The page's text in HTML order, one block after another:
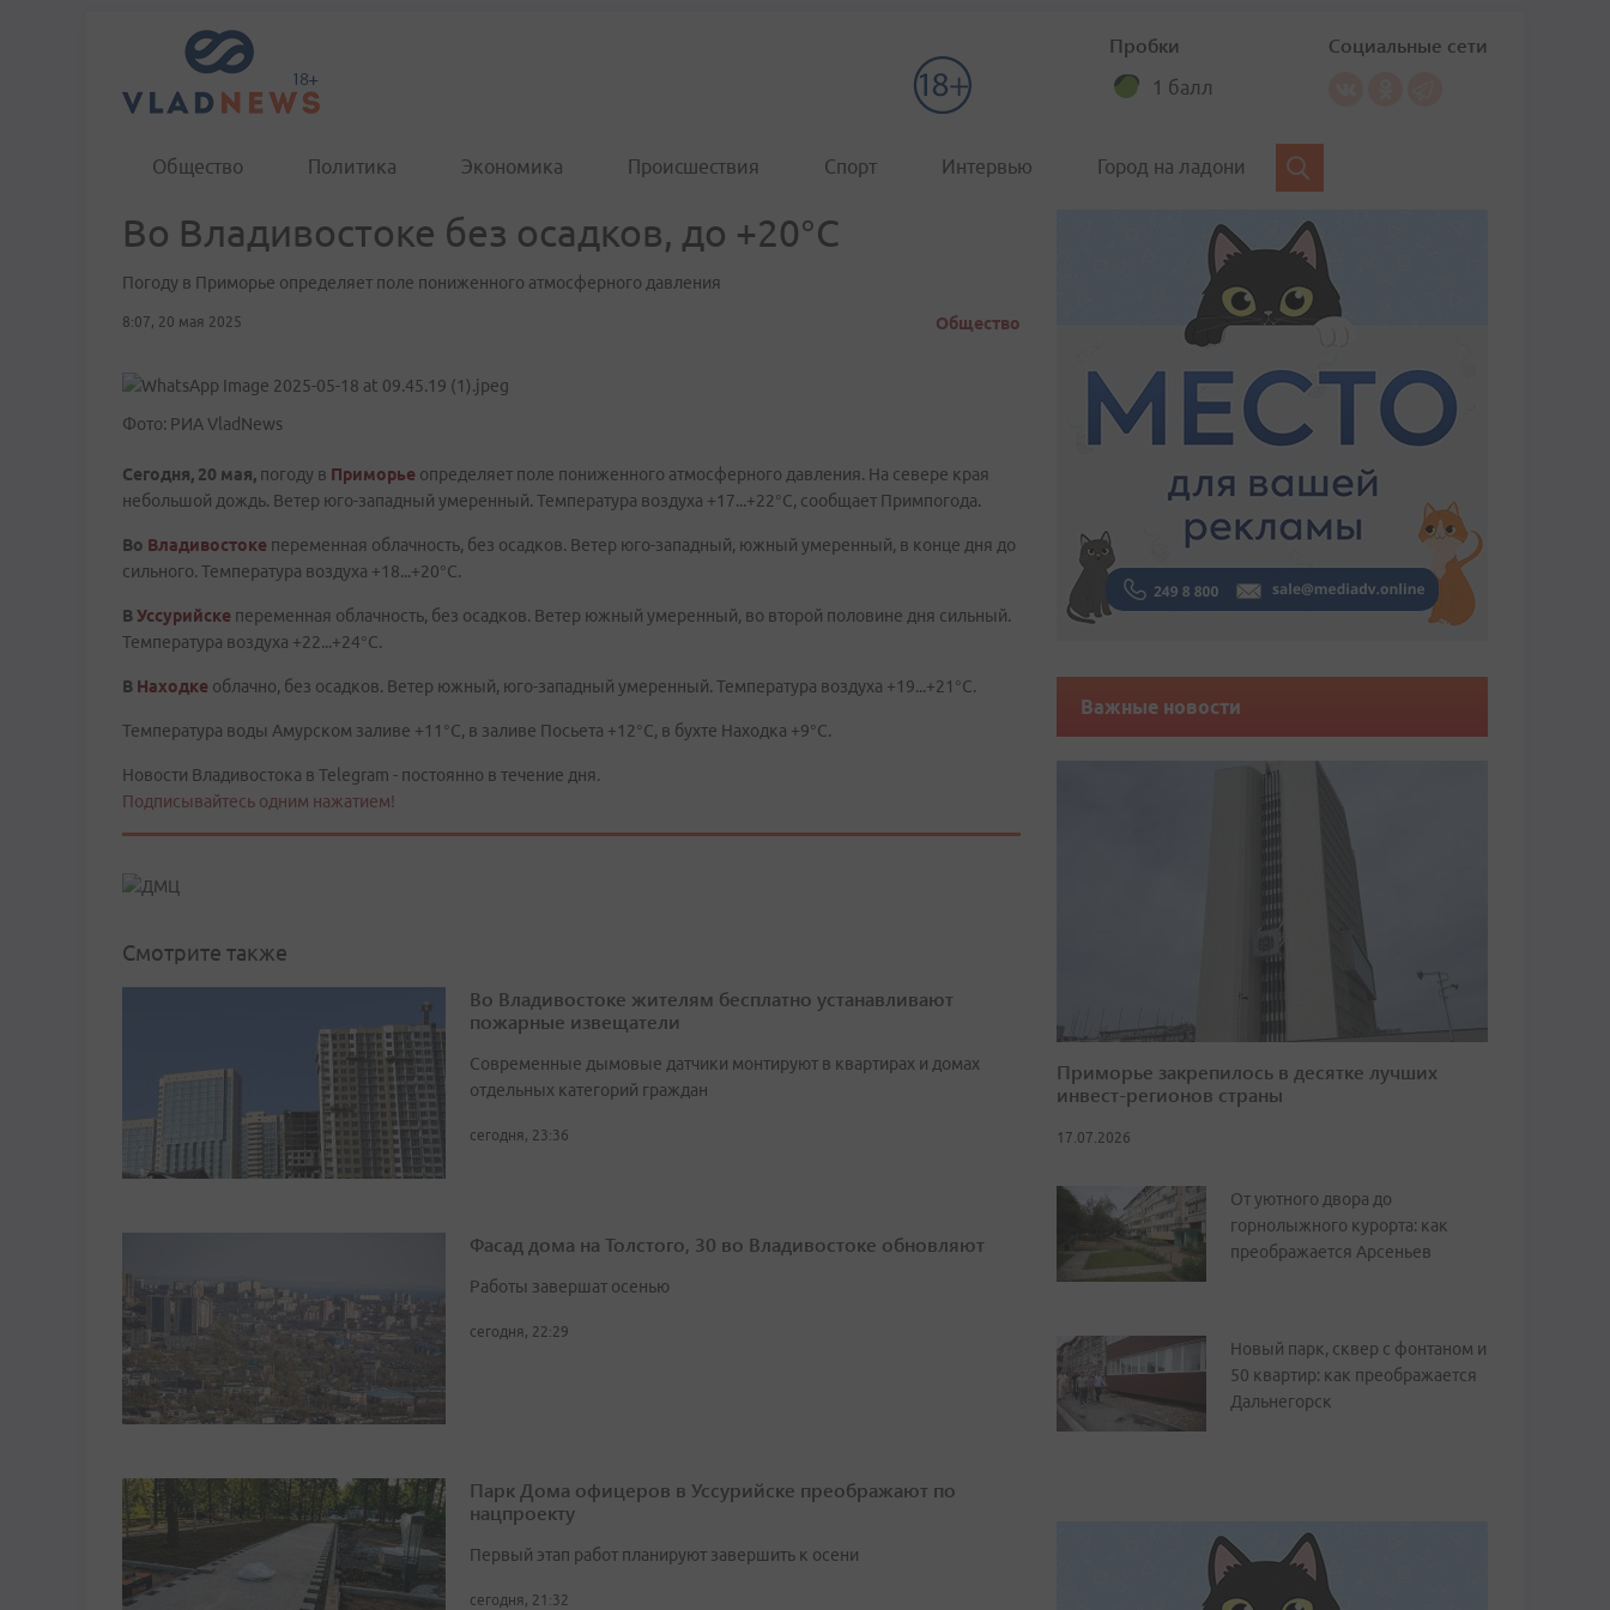
Пробки
1 балл
Социальные сети
Общество Политика Экономика Происшествия Спорт Интервью Город на ладони
Во Владивостоке без осадков, до +20°C
Погоду в Приморье определяет поле пониженного атмосферного давления
8:07, 20 мая 2025 Общество
Фото: РИА VladNews
Сегодня, 20 мая, погоду в Приморье определяет поле пониженного атмосферного давления. На севере края
небольшой дождь. Ветер юго-западный умеренный. Температура воздуха +17...+22°C, сообщает Примпогода.
Во Владивостоке переменная облачность, без осадков. Ветер юго-западный, южный умеренный, в конце дня до
сильного. Температура воздуха +18...+20°C.
ВУссурийске переменная облачность, без осадков. Ветер южный умеренный, во второй половине дня сильный.
Температура воздуха +22...+24°C.
В Находке облачно, без осадков. Ветер южный, юго-западный умеренный. Температура воздуха +19...+21°C.
Температура воды Амурском заливе +11°C, в заливе Посьета +12°C, в бухте Находка +9°C.
Новости Владивостока в Telegram - постоянно в течение дня.
Подписывайтесь одним нажатием!
Смотрите также
Во Владивостоке жителям бесплатно устанавливают
пожарные извещатели
Современные дымовые датчики монтируют в квартирах и домах
отдельных категорий граждан
сегодня, 23:36
Фасад дома на Толстого, 30 во Владивостоке обновляют
Работы завершат осенью
сегодня, 22:29
Парк Дома офицеров в Уссурийске преображают по
нацпроекту
Первый этап работ планируют завершить к осени
сегодня, 21:32
Важные новости
Приморье закрепилось в десятке лучших
инвест-регионов страны
17.07.2026
От уютного двора до
горнолыжного курорта: как
преображается Арсеньев
Новый парк, сквер с фонтаном и
50 квартир: как преображается
Дальнегорск